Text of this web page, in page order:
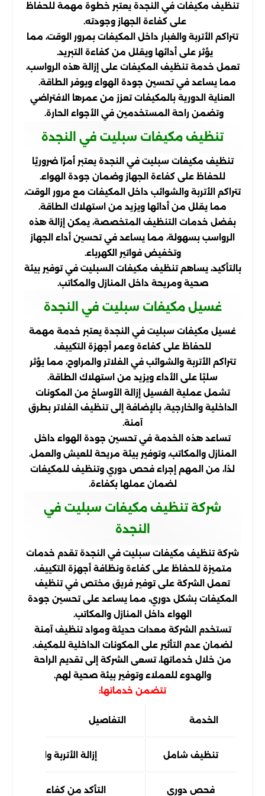
تنظيف مكيفات في النجدة يعتبر خطوة مهمة للحفاظ
على كفاءة الجهاز وجودته.
تتراكم الأتربة والغبار داخل المكيفات بمرور الوقت، مما
يؤثر على أدائها ويقلل من كفاءة التبريد.
تعمل خدمة تنظيف المكيفات على إزالة هذه الرواسب،
مما يساعد في تحسين جودة الهواء ويوفر الطاقة.
العناية الدورية بالمكيفات تعزز من عمرها الافتراضي
وتضمن راحة المستخدمين في الأجواء الحارة.
تنظيف مكيفات سبليت في النجدة
تنظيف مكيفات سبليت في النجدة يعتبر أمرًا ضروريًا
للحفاظ على كفاءة الجهاز وضمان جودة الهواء.
تتراكم الأتربة والشوائب داخل المكيفات مع مرور الوقت،
مما يقلل من أدائها ويزيد من استهلاك الطاقة.
بفضل خدمات التنظيف المتخصصة، يمكن إزالة هذه
الرواسب بسهولة، مما يساعد في تحسين أداء الجهاز
وتخفيض فواتير الكهرباء.
بالتأكيد، يساهم تنظيف مكيفات السبليت في توفير بيئة
صحية ومريحة داخل المنازل والمكاتب.
غسيل مكيفات سبليت في النجدة
غسيل مكيفات سبليت في النجدة يعتبر خدمة مهمة
للحفاظ على كفاءة وعمر أجهزة التكييف.
تتراكم الأتربة والشوائب في الفلاتر والمراوح، مما يؤثر
سلبًا على الأداء ويزيد من استهلاك الطاقة.
تشمل عملية الغسيل إزالة الأوساخ من المكونات
الداخلية والخارجية، بالإضافة إلى تنظيف الفلاتر بطرق
آمنة.
تساعد هذه الخدمة في تحسين جودة الهواء داخل
المنازل والمكاتب، وتوفير بيئة مريحة للعيش والعمل.
لذا، من المهم إجراء فحص دوري وتنظيف للمكيفات
لضمان عملها بكفاءة.
شركة تنظيف مكيفات سبليت في
النجدة
شركة تنظيف مكيفات سبليت في النجدة تقدم خدمات
متميزة للحفاظ على كفاءة ونظافة أجهزة التكييف.
تعمل الشركة على توفير فريق مختص في تنظيف
المكيفات بشكل دوري، مما يساعد على تحسين جودة
الهواء داخل المنازل والمكاتب.
تستخدم الشركة معدات حديثة ومواد تنظيف آمنة
لضمان عدم التأثير على المكونات الداخلية للمكيف.
من خلال خدماتها، تسعى الشركة إلى تقديم الراحة
والهدوء للعملاء وتوفير بيئة صحية لهم.
تتضمن خدماتها:
الخدمة التفاصيل
تنظيف شامل إزالة الأتربة والشوائب
فحص دوري التأكد من كفاءة التشغيل